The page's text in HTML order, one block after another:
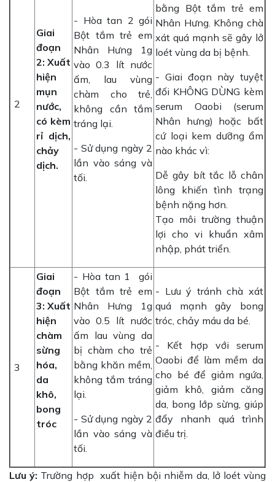
2
Giai
đoạn
2: Xuất
hiện
mụn
nước,
có kèm
rỉ dịch,
chảy
dịch.
- Hòa tan 2 gói
Bột tắm trẻ em
Nhân Hưng 1g
vào 0.3 lít nước
ấm, lau vùng
chàm cho trẻ,
không cần tắm
tráng lại.
- Sử dụng ngày 2
lần vào sáng và
tối.
bằng Bột tắm trẻ em
Nhân Hưng. Không chà
xát quá mạnh sẽ gây lở
loét vùng da bị bệnh.
- Giai đoạn này tuyệt
đối KHÔNG DÙNG kèm
serum Oaobi (serum
Nhân hưng) hoặc bất
cứ loại kem dưỡng ẩm
nào khác vì:
Dễ gây bít tắc lỗ chân
lông khiến tình trạng
bệnh nặng hơn.
Tạo môi trường thuận
lợi cho vi khuẩn xâm
nhập, phát triển.
3
Giai
đoạn
3: Xuất
hiện
chàm
sừng
hóa,
da
khô,
bong
tróc
- Hòa tan 1 gói
Bột tắm trẻ em
Nhân Hưng 1g
vào 0.5 lít nước
ấm lau vùng da
bị chàm cho trẻ
bằng khăn mềm,
không tắm tráng
lại.
- Sử dụng ngày 2
lần vào sáng và
tối.
- Lưu ý tránh chà xát
quá mạnh gây bong
tróc, chảy máu da bé.
- Kết hợp với serum
Oaobi để làm mềm da
cho bé để giảm ngứa,
giảm khô, giảm căng
da, bong lớp sừng, giúp
đẩy nhanh quá trình
điều trị.
Lưu ý: Trường hợp xuất hiện bội nhiễm da, lở loét vùng